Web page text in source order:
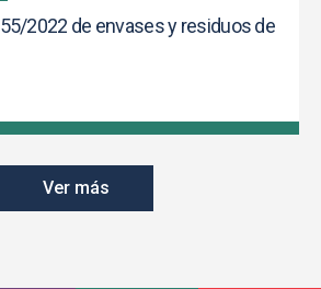
2022 de envases y residuos de
Ver más